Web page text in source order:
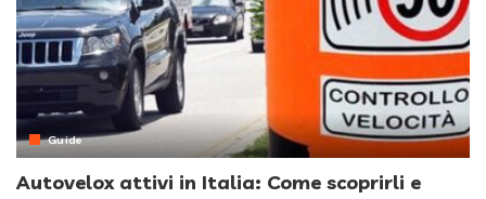
Guide
Autovelox attivi in Italia: Come scoprirli e